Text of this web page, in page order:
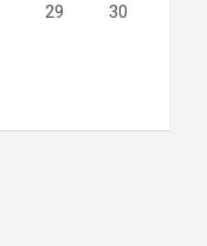
29 30